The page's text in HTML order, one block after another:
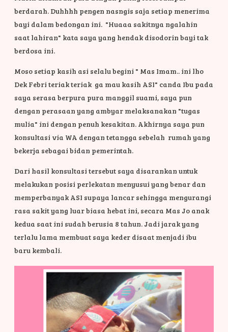
berdarah. Duhhhh pengen nasngis saja setiap menerima
bayi dalam bedongan ini. "Huaaa sakitnya ngalahin
saat lahiran" kata saya yang hendak disodorin bayi tak
berdosa ini.
Moso setiap kasih asi selalu begini " Mas Imam.. ini lho
Dek Febri teriak teriak ga mau kasih ASI" canda Ibu pada
saya serasa berpura pura manggil suami, saya pun
dengan perasaan yang ambyar melaksanakan "tugas
mulia" ini dengan penuh kesakitan. Akhirnya saya pun
konsultasi via WA dengan tetangga sebelah rumah yang
bekerja sebagai bidan pemerintah.
Dari hasil konsultasi tersebut saya disarankan untuk
melakukan posisi perlekatan menyusui yang benar dan
memperbanyak ASI supaya lancar sehingga mengurangi
rasa sakit yang luar biasa hebat ini, secara Mas Jo anak
kedua saat ini sudah berusia 8 tahun. Jadi jarak yang
terlalu lama membuat saya keder disaat menjadi ibu
baru kembali.